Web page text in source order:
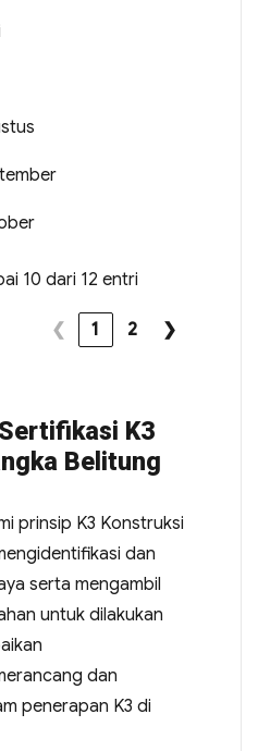
10 dari 12 entri
❮ 1 2 ❯
K3
Belitung
prinsip K3 Konstruksi
dan
serta mengambil
untuk dilakukan
dan
penerapan K3 di